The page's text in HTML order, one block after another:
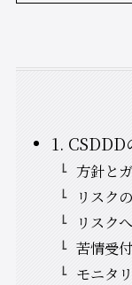
1. CSDDD
方針と
リスク
リスク
苦情受
モニタ